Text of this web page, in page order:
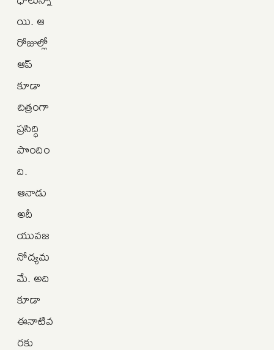
యి. ఆ
రోజుల్లో
ఆప్
కూడా
చిత్రంగా
ప్రసిద్ధి
పొందిం
ది.
ఆనాడు
అదీ
యువజ
నోద్యమ
మే. అది
కూడా
ఈనాటివ
రకు